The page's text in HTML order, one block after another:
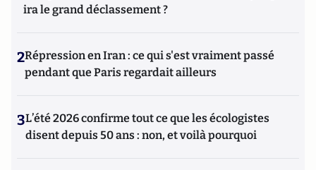
ira le grand déclassement ?
2Répression en Iran : ce qui s'est vraiment passé
pendant que Paris regardait ailleurs
3L’été 2026 confirme tout ce que les écologistes
disent depuis 50 ans : non, et voilà pourquoi